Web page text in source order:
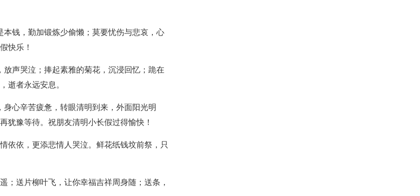
钱，勤加锻炼少偷懒；莫要忧伤与悲哀，心
快乐！
声哭泣；捧起素雅的菊花，沉浸回忆；跪在
逝者永远安息。
心辛苦疲惫，转眼清明到来，外面阳光明
犹豫等待。祝朋友清明小长假过得愉快！
依依，更添悲情人哭泣。鲜花纸钱坟前祭，只
；送片柳叶飞，让你幸福吉祥周身随；送条，